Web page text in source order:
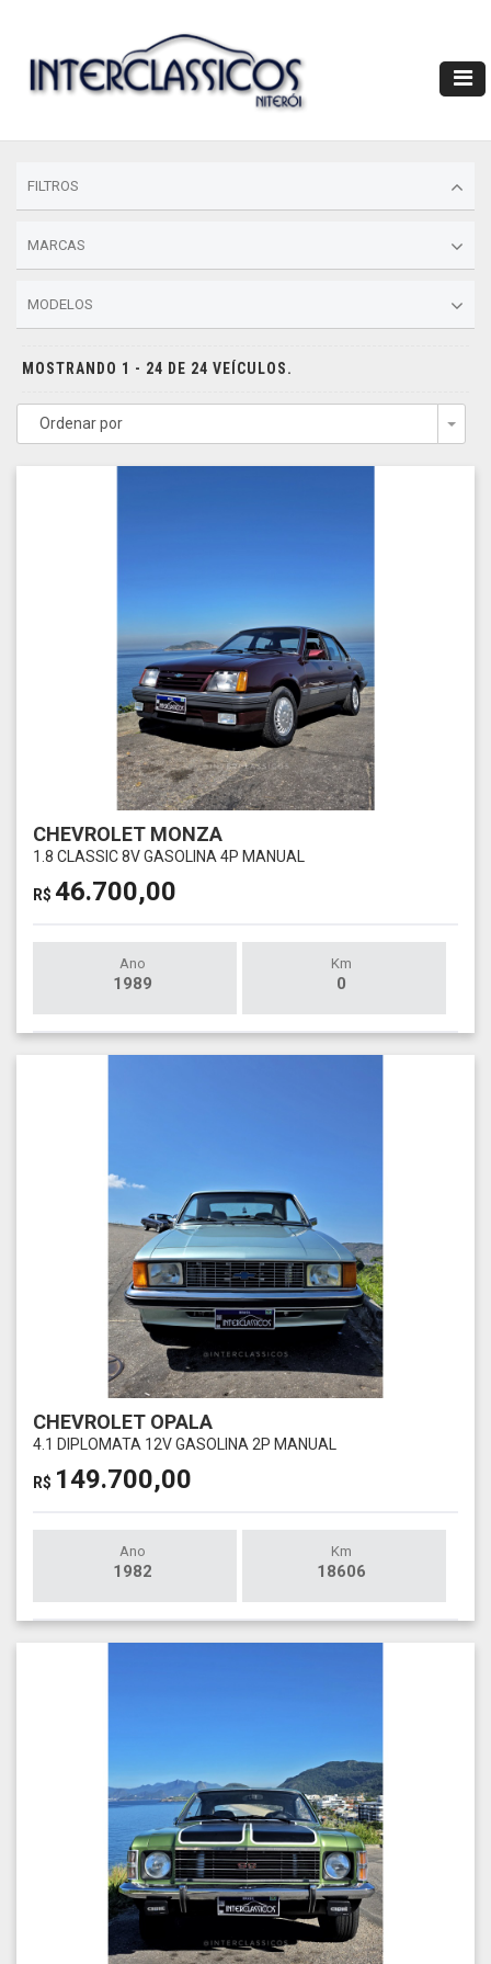
FILTROS
MARCAS
MODELOS
MOSTRANDO 1 - 24 DE 24 VEÍCULOS.
Ordenar por
CHEVROLET MONZA
1.8 CLASSIC 8V GASOLINA 4P MANUAL
R$ 46.700,00
Ano
1989
Km
0
CHEVROLET OPALA
4.1 DIPLOMATA 12V GASOLINA 2P MANUAL
R$ 149.700,00
Ano
1982
Km
18606